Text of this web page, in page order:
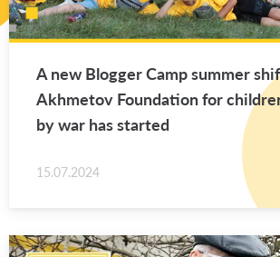
A new Blog­ger Camp sum­mer
Akhme­tov Foun­da­tion for
by war has started
15.07.2024